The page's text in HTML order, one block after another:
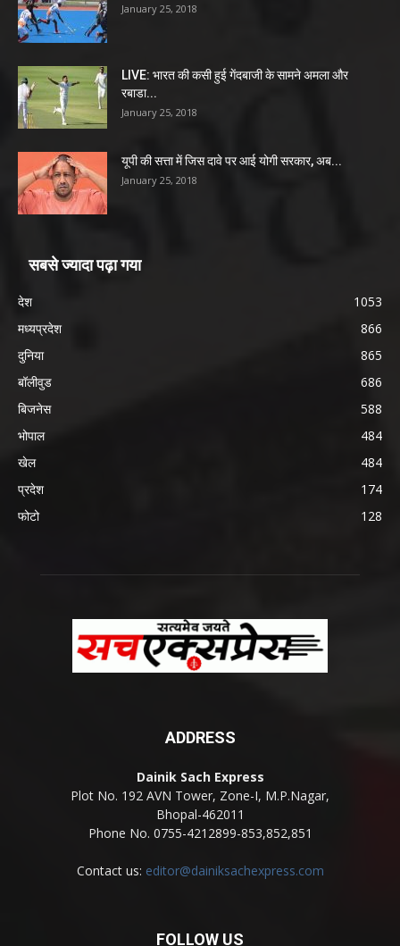
January 25, 2018
LIVE: भारत की कसी हुई गेंदबाजी के सामने अमला और
रबाडा...
January 25, 2018
यूपी की सत्ता में जिस दावे पर आई योगी सरकार, अब...
January 25, 2018
सबसे ज्यादा पढ़ा गया
देश
1053
मध्यप्रदेश
866
दुनिया
865
बॉलीवुड
686
बिजनेस
588
भोपाल
484
खेल
484
प्रदेश
174
फोटो
128
ADDRESS
Dainik Sach Express
Plot No. 192 AVN Tower, Zone-I, M.P.Nagar,
Bhopal-462011
Phone No. 0755-4212899-853,852,851
Contact us: editor@dainiksachexpress.com
FOLLOW US